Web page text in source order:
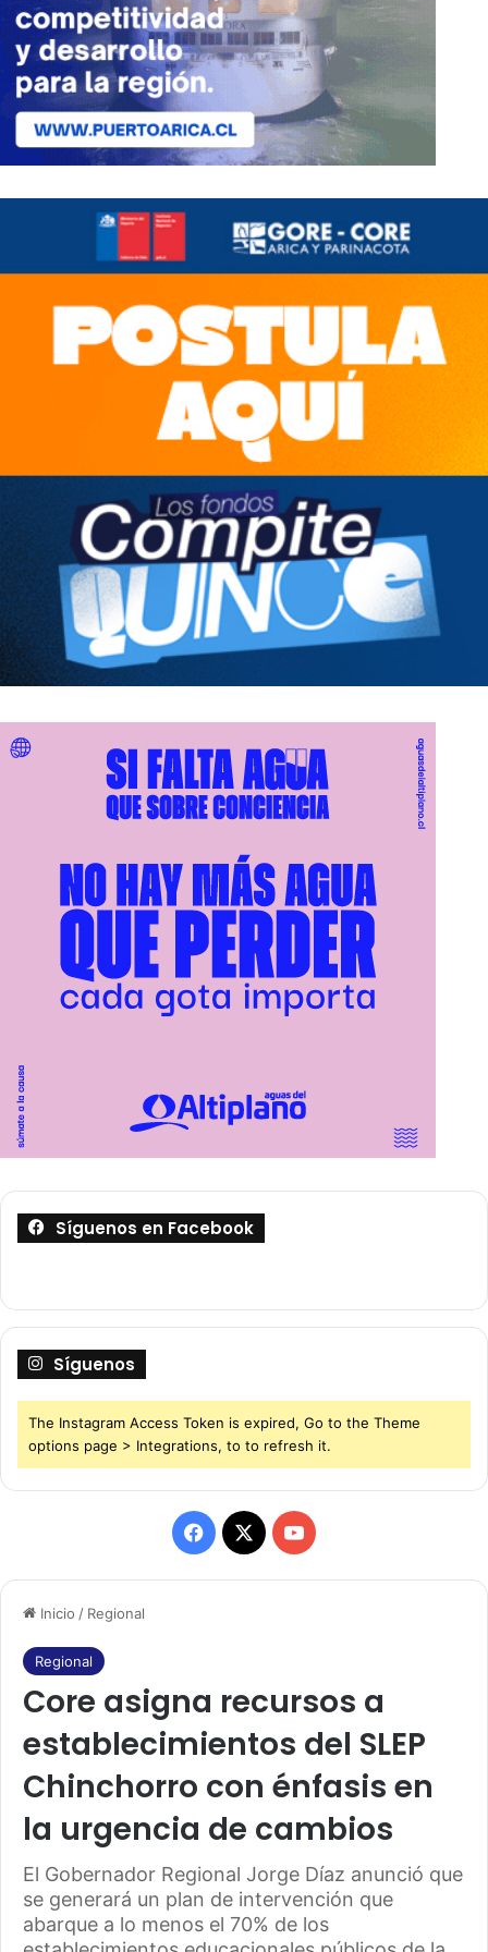
Inicio / Regional
Regional
Core asigna recursos a
establecimientos del SLEP
Chinchorro con énfasis en
la urgencia de cambios
El Gobernador Regional Jorge Díaz anunció que
se generará un plan de intervención que
abarque a lo menos el 70% de los
Síguenos en Facebook
Síguenos
The Instagram Access Token is expired, Go to the Theme
options page > Integrations, to to refresh it.
F
a
b
o
o
k
X
Y
o
u
b
e